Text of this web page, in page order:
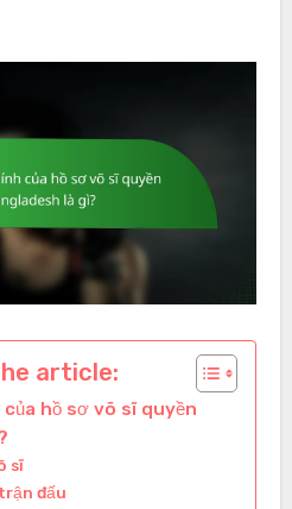
article:
hồ sơ võ sĩ quyền
sĩ
đấu